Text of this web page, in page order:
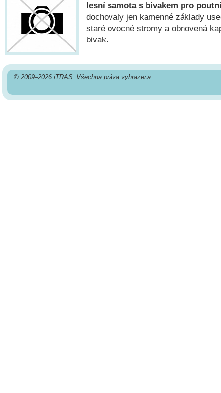
lesní samota s bivakem pro
dochovaly jen kamenné základy
staré ovocné stromy a obnovená
bivak.
© 2009–2026 iTRAS. Všechna práva vyhrazena.